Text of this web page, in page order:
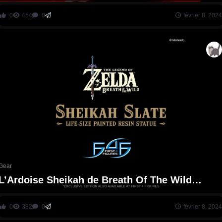
0 454 0 février 8, 2024
Sheikah de Breath Of The Wild
0 382 0 février 8, 2024